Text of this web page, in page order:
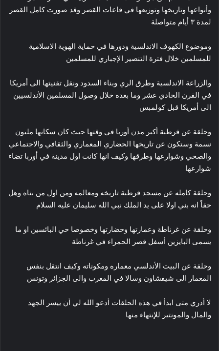
وأنواعها وتاريخها وتوزيعها في قاعات القصر وقد صورت كامل القصر
لمدة ٣ أيام متواصلة
وموضوع الكهوف الاندلسية ودورها في حماية الهوية الاسلامية
للمسلمين خلال فترة التنصير الإجباري للمسلمين
والزراعة الاندلسية وطرق الري وبناء السدود ونقل تقنيتها الى أمريكا
في القرن الحادي عشر وما بعده خلال وصول المسلمين الأندلسيين
الى أمريكا قبل كولمبس
وحلقة عن قرطبة أكبر مدن أوربا في وقتها حيث كان سكانها مليون
نسمة وستكون عن تاريخها الحضاري المعماري والثقافي والاجتماعي
والصحي وشوارعها وطرقها وكيف انها كانت اول مدينة في أوربا تضاء
شوارعها
وحلقة كامله عن مسجد قرطبة تاريخه ومعالمه ومن اول من بناه وهل
حقاً انه بني اولا على يد الملك نبي الله سليمان عليه السلام
وحلقة عن غرناطة وعمارتها وحضارتها وخصوصا حي البائسين او ما
يسمى البايزين أسفل قصر الحمراء في غرناطة
وحلقة عن البيت الأندلسي معماره ومكوناته وكيف انتقل بنفس
المعمار الى شيفشاون وسالا في المغرب والى الجزائر وتونس
لا أدري متى ابدأ في هذه الحلقات أدعو الله لي أن ييسر الجهد
والمال والمونتير للإنتهاء منها